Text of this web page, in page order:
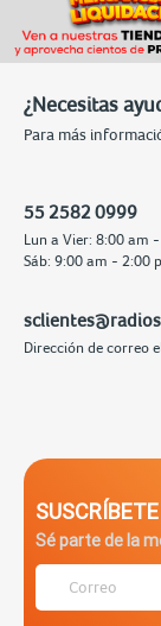
¿Necesitas
Para más
55 2582 0999
Lun a Vier: 8:00 am
Sáb: 9:00 am - 2:00
Dirección de correo
SUSCRÍBETE
Sé parte de la